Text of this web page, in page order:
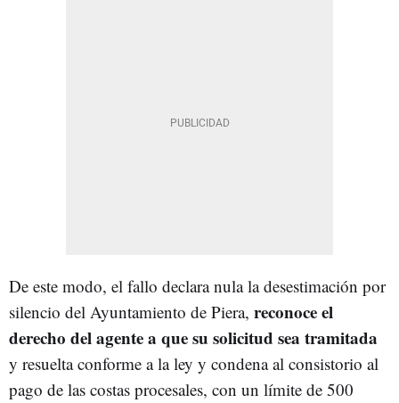
De este modo, el fallo declara nula la desestimación por
silencio del Ayuntamiento de Piera, reconoce el
derecho del agente a que su solicitud sea tramitada
y resuelta conforme a la ley y condena al consistorio al
pago de las costas procesales, con un límite de 500